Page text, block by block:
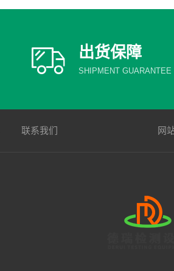
出货保障
SHIPMENT GUARANTEE
联系我们 网